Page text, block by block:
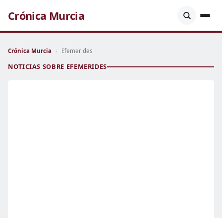
Crónica Murcia
Crónica Murcia › Efemerides
NOTICIAS SOBRE EFEMERIDES